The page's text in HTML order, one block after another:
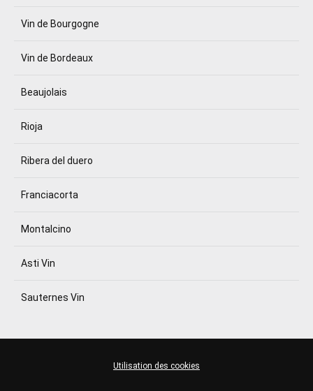
Vin de Bourgogne
Vin de Bordeaux
Beaujolais
Rioja
Ribera del duero
Franciacorta
Montalcino
Asti Vin
Sauternes Vin
Utilisation des cookies